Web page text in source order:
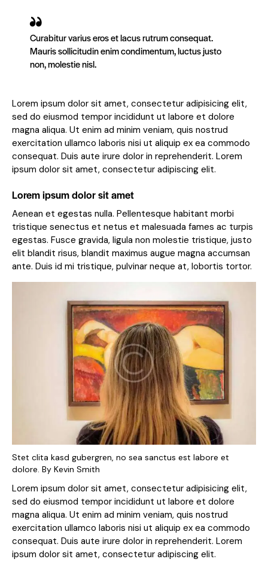
Curabitur varius eros et lacus rutrum consequat.
Mauris sollicitudin enim condimentum, luctus justo
non, molestie nisl.
Lorem ipsum dolor sit amet, consectetur adipisicing elit,
sed do eiusmod tempor incididunt ut labore et dolore
magna aliqua. Ut enim ad minim veniam, quis nostrud
exercitation ullamco laboris nisi ut aliquip ex ea commodo
consequat. Duis aute irure dolor in reprehenderit. Lorem
ipsum dolor sit amet, consectetur adipiscing elit.
Lorem ipsum dolor sit amet
Aenean et egestas nulla. Pellentesque habitant morbi
tristique senectus et netus et malesuada fames ac turpis
egestas. Fusce gravida, ligula non molestie tristique, justo
elit blandit risus, blandit maximus augue magna accumsan
ante. Duis id mi tristique, pulvinar neque at, lobortis tortor.
Stet clita kasd gubergren, no sea sanctus est labore et
dolore. By Kevin Smith
Lorem ipsum dolor sit amet, consectetur adipisicing elit,
sed do eiusmod tempor incididunt ut labore et dolore
magna aliqua. Ut enim ad minim veniam, quis nostrud
exercitation ullamco laboris nisi ut aliquip ex ea commodo
consequat. Duis aute irure dolor in reprehenderit. Lorem
ipsum dolor sit amet, consectetur adipiscing elit.